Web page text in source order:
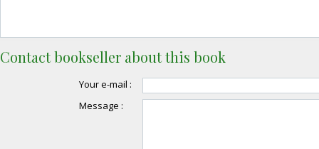
Contact bookseller about this book
Your e-mail :
Message :